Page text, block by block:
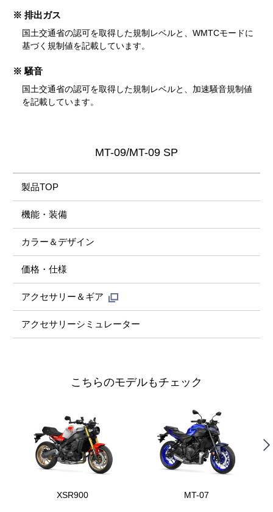
※ 排出ガス
国土交通省の認可を取得した規制レベルと、WMTCモードに
基づく規制値を記載しています。
※ 騒音
国土交通省の認可を取得した規制レベルと、加速騒音規制値
を記載しています。
MT-09/MT-09 SP
製品TOP
機能・装備
カラー＆デザイン
価格・仕様
アクセサリー＆ギア
アクセサリーシミュレーター
こちらのモデルもチェック
XSR900 MT-07